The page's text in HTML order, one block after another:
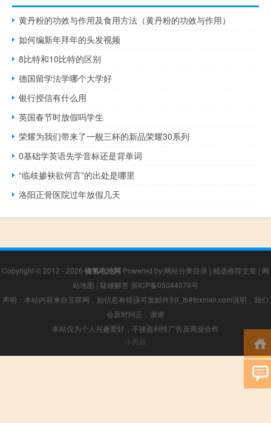
黄丹粉的功效与作用及食用方法（黄丹粉的功效与作用）
如何编新年拜年的头发视频
8比特和10比特的区别
德国留学法学哪个大学好
银行授信有什么用
英国春节时放假吗学生
荣耀为我们带来了一舰三杯的新品荣耀30系列
0基础学英语先学音标还是背单词
“临歧掺袂欲何言”的出处是哪里
洛阳正骨医院过年放假几天
Copyright © 2012 - 2026 镍氢电池网 Powered by 网站分类目录 | 精选推荐文章 | 网
站地图 | 疑难解答 浙ICP备05044079号
声明：本站内容来自互联网，如信息有错误可发邮件到f_fb#foxmail.com说明，我们
会及时纠正，谢谢
本站仅为个人兴趣爱好，不接盈利性广告及商业合作
小男孩